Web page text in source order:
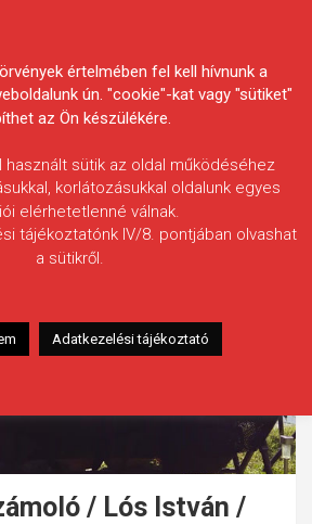
Szövetsége
/ Lós István /
értelmében fel kell hívnunk a
ún. "cookie"-kat vagy "sütiket"
az Ön készülékére.
használt sütik az oldal működéséhez
korlátozásukkal oldalunk egyes
elérhetetlenné válnak.
tájékoztatónk IV/8. pontjában olvashat
a sütikről.
Adatkezelési tájékoztató